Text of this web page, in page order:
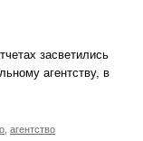
засветились
агентству, в
агентство